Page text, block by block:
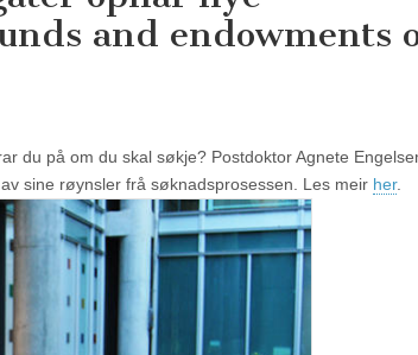
and endowments
du på om du skal søkje? Postdoktor Agnete
sine røynsler frå søknadsprosessen. Les meir her.